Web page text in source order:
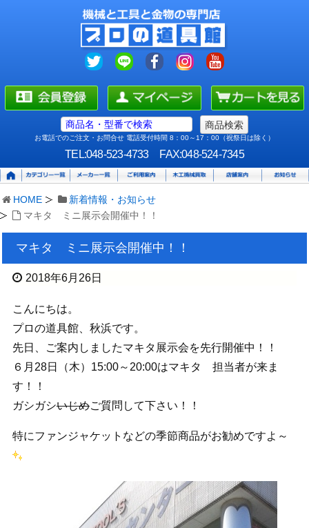
お電話でのご注文・お問合せ 電話受付時間 8：00～17：00（祝祭日は除く）
TEL:048-523-4733 FAX:048-524-7345
HOME
新着情報・お知らせ
マキタ ミニ展示会開催中！！
マキタ ミニ展示会開催中！！
2018年6月26日
こんにちは。
プロの道具館、秋浜です。
先日、ご案内しましたマキタ展示会を先行開催中！！
６月28日（木）15:00～20:00はマキタ 担当者が来ま
す！！
ガシガシいじめご質問して下さい！！
特にファンジャケットなどの季節商品がお勧めですよ～